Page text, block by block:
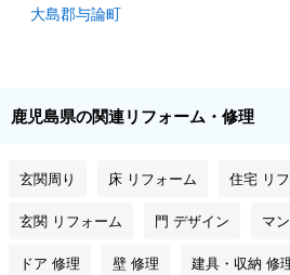
大島郡与論町
鹿児島県の関連リフォーム・修理
玄関周り 床 リフォーム 住宅 リ
玄関 リフォーム 門 デザイン マ
ドア 修理 壁 修理 建具・収納 修